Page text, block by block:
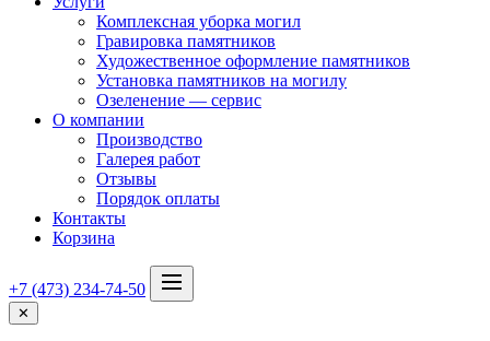
Комплексная уборка могил
Гравировка памятников
Художественное оформление памятников
Установка памятников на могилу
Озеленение — сервис
О компании
Производство
Галерея работ
Отзывы
Порядок оплаты
Контакты
Корзина
+7 (473) 234-74-50
✕